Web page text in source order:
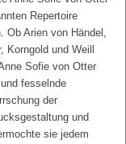
Repertoire
Ob Arien von Händel,
und Weill
Sofie von Otter
fesselnde
der
und
sie jedem